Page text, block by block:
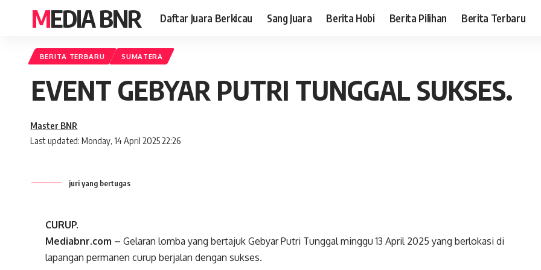
MEDIA BNR Daftar Juara Berkicau Sang Juara Berita Hobi Berita Pilihan Berita Terbaru
BERITA TERBARU SUMATERA
EVENT GEBYAR PUTRI TUNGGAL SUKSES.
Last updated: Monday, 14 April 2025 22:26
Master BNR
juri yang bertugas
CURUP.
Mediabnr.com –Gelaran lomba yang bertajuk Gebyar Putri Tunggal minggu 13 April 2025 yang berlokasi di
lapangan permanen curup berjalan dengan sukses.